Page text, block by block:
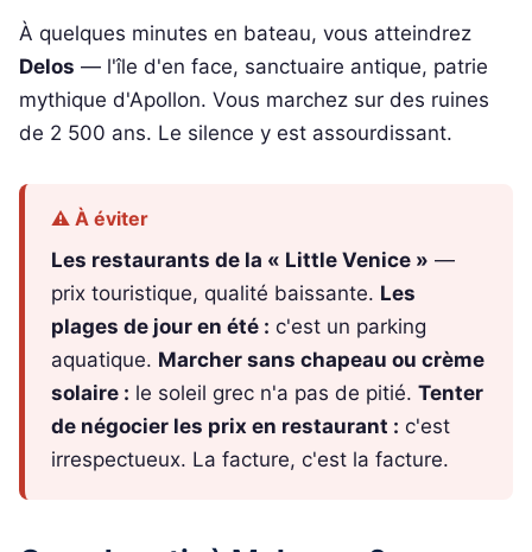
À quelques minutes en bateau, vous atteindrez
Delos — l'île d'en face, sanctuaire antique, patrie
mythique d'Apollon. Vous marchez sur des ruines
de 2 500 ans. Le silence y est assourdissant.
⚠️ À éviter
Les restaurants de la « Little Venice » —
prix touristique, qualité baissante. Les
plages de jour en été : c'est un parking
aquatique. Marcher sans chapeau ou crème
solaire : le soleil grec n'a pas de pitié.Tenter
de négocier les prix en restaurant : c'est
irrespectueux. La facture, c'est la facture.